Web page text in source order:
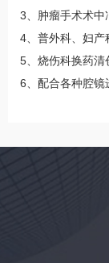
3、肿瘤手术术中
4、普外科、妇产
5、烧伤科换药清
6、配合各种腔镜